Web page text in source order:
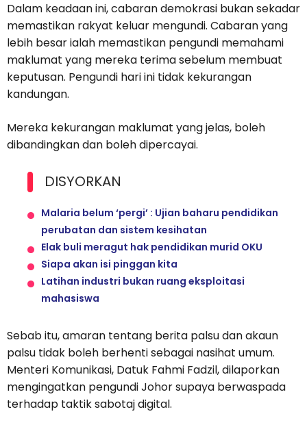
Dalam keadaan ini, cabaran demokrasi bukan sekadar
memastikan rakyat keluar mengundi. Cabaran yang
lebih besar ialah memastikan pengundi memahami
maklumat yang mereka terima sebelum membuat
keputusan. Pengundi hari ini tidak kekurangan
kandungan.
Mereka kekurangan maklumat yang jelas, boleh
dibandingkan dan boleh dipercayai.
DISYORKAN
Malaria belum ‘pergi’ : Ujian baharu pendidikan
perubatan dan sistem kesihatan
Elak buli meragut hak pendidikan murid OKU
Siapa akan isi pinggan kita
Latihan industri bukan ruang eksploitasi
mahasiswa
Sebab itu, amaran tentang berita palsu dan akaun
palsu tidak boleh berhenti sebagai nasihat umum.
Menteri Komunikasi, Datuk Fahmi Fadzil, dilaporkan
mengingatkan pengundi Johor supaya berwaspada
terhadap taktik sabotaj digital.